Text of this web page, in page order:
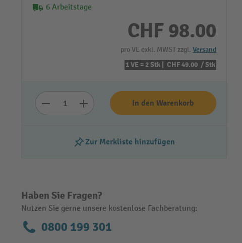
6 Arbeitstage
CHF 98.00
pro VE exkl. MWST zzgl. Versand
1 VE = 2 Stk | CHF 49.00 / Stk
In den Warenkorb
Zur Merkliste hinzufügen
Haben Sie Fragen?
Nutzen Sie gerne unsere kostenlose Fachberatung:
0800 199 301